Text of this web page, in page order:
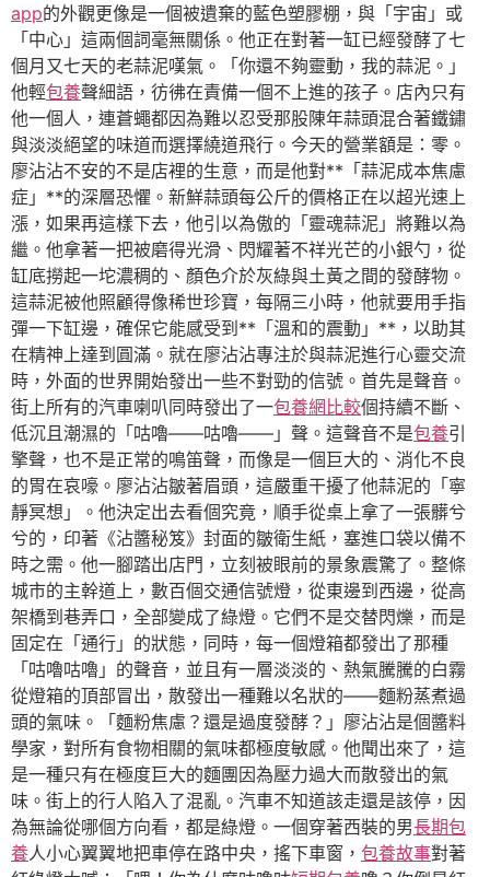
app的外觀更像是一個被遺棄的藍色塑膠棚，與「宇宙」或
「中心」這兩個詞毫無關係。他正在對著一缸已經發酵了七
個月又七天的老蒜泥嘆氣。「你還不夠靈動，我的蒜泥。」
他輕包養聲細語，彷彿在責備一個不上進的孩子。店內只有
他一個人，連蒼蠅都因為難以忍受那股陳年蒜頭混合著鐵鏽
與淡淡絕望的味道而選擇繞道飛行。今天的營業額是：零。
廖沾沾不安的不是店裡的生意，而是他對**「蒜泥成本焦慮
症」**的深層恐懼。新鮮蒜頭每公斤的價格正在以超光速上
漲，如果再這樣下去，他引以為傲的「靈魂蒜泥」將難以為
繼。他拿著一把被磨得光滑、閃耀著不祥光芒的小銀勺，從
缸底撈起一坨濃稠的、顏色介於灰綠與土黃之間的發酵物。
這蒜泥被他照顧得像稀世珍寶，每隔三小時，他就要用手指
彈一下缸邊，確保它能感受到**「溫和的震動」**，以助其
在精神上達到圓滿。就在廖沾沾專注於與蒜泥進行心靈交流
時，外面的世界開始發出一些不對勁的信號。首先是聲音。
街上所有的汽車喇叭同時發出了一包養網比較個持續不斷、
低沉且潮濕的「咕嚕——咕嚕——」聲。這聲音不是包養引
擎聲，也不是正常的鳴笛聲，而像是一個巨大的、消化不良
的胃在哀嚎。廖沾沾皺著眉頭，這嚴重干擾了他蒜泥的「寧
靜冥想」。他決定出去看個究竟，順手從桌上拿了一張髒兮
兮的，印著《沾醬秘笈》封面的皺衛生紙，塞進口袋以備不
時之需。他一腳踏出店門，立刻被眼前的景象震驚了。整條
城市的主幹道上，數百個交通信號燈，從東邊到西邊，從高
架橋到巷弄口，全部變成了綠燈。它們不是交替閃爍，而是
固定在「通行」的狀態，同時，每一個燈箱都發出了那種
「咕嚕咕嚕」的聲音，並且有一層淡淡的、熱氣騰騰的白霧
從燈箱的頂部冒出，散發出一種難以名狀的——麵粉蒸煮過
頭的氣味。「麵粉焦慮？還是過度發酵？」廖沾沾是個醬料
學家，對所有食物相關的氣味都極度敏感。他聞出來了，這
是一種只有在極度巨大的麵團因為壓力過大而散發出的氣
味。街上的行人陷入了混亂。汽車不知道該走還是該停，因
為無論從哪個方向看，都是綠燈。一個穿著西裝的男長期包
養人小心翼翼地把車停在路中央，搖下車窗， 包養故事對著